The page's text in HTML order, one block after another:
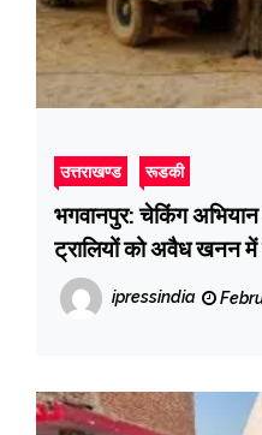
उत्तराखण्ड रूडकी
भगवानपुर: चेकिंग
ट्रालियों को अवैध खनन
करने वालों में मचा हड़कंप
ipressindia